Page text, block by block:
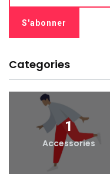
Categories
1
Accessories